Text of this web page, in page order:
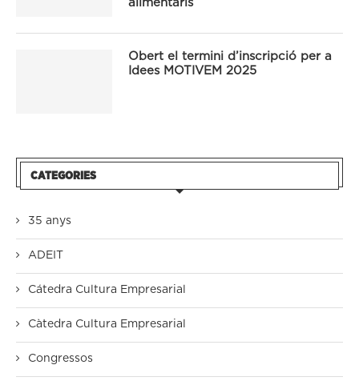
alimentaris
Obert el termini d’inscripció per a
Idees MOTIVEM 2025
CATEGORIES
35 anys
ADEIT
Cátedra Cultura Empresarial
Càtedra Cultura Empresarial
Congressos